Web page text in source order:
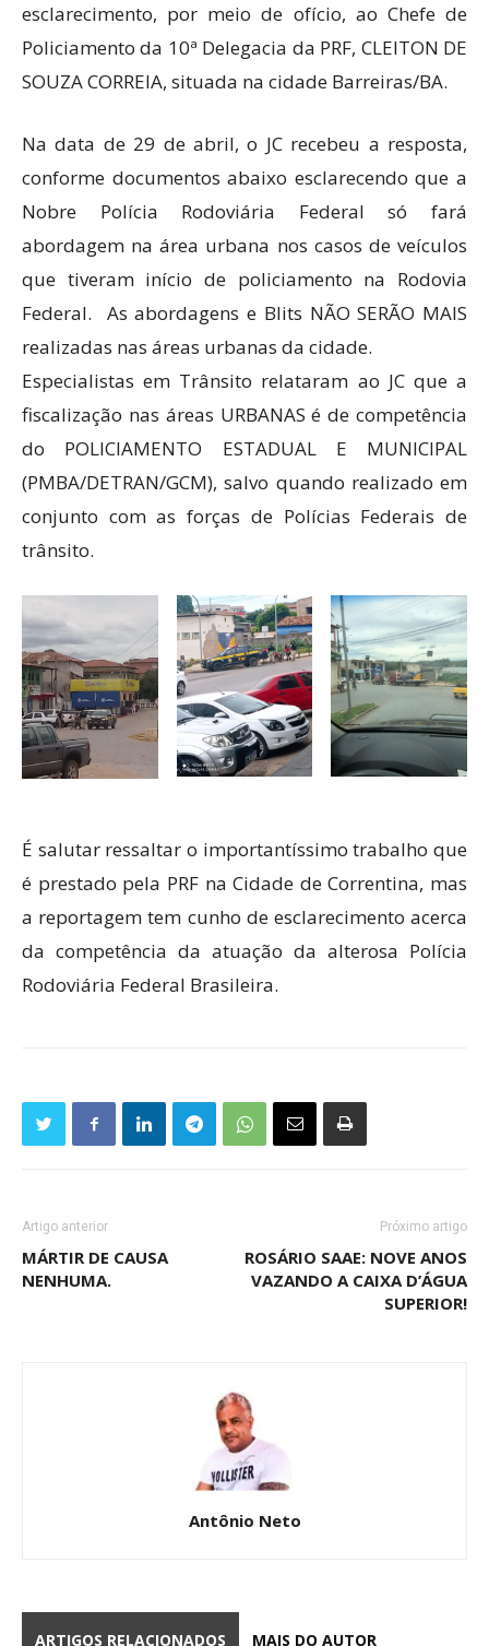
esclarecimento, por meio de ofício, ao Chefe de
Policiamento da 10ª Delegacia da PRF, CLEITON DE
SOUZA CORREIA, situada na cidade Barreiras/BA.
Na data de 29 de abril, o JC recebeu a resposta,
conforme documentos abaixo esclarecendo que a
Nobre Polícia Rodoviária Federal só fará
abordagem na área urbana nos casos de veículos
que tiveram início de policiamento na Rodovia
Federal. As abordagens e Blits NÃO SERÃO MAIS
realizadas nas áreas urbanas da cidade.
Especialistas em Trânsito relataram ao JC que a
fiscalização nas áreas URBANAS é de competência
do POLICIAMENTO ESTADUAL E MUNICIPAL
(PMBA/DETRAN/GCM), salvo quando realizado em
conjunto com as forças de Polícias Federais de
trânsito.
É salutar ressaltar o importantíssimo trabalho que
é prestado pela PRF na Cidade de Correntina, mas
a reportagem tem cunho de esclarecimento acerca
da competência da atuação da alterosa Polícia
Rodoviária Federal Brasileira.
Artigo anterior
MÁRTIR DE CAUSA
NENHUMA.
Próximo artigo
ROSÁRIO SAAE: NOVE ANOS
VAZANDO A CAIXA D’ÁGUA
SUPERIOR!
Antônio Neto
ARTIGOS RELACIONADOS MAIS DO AUTOR